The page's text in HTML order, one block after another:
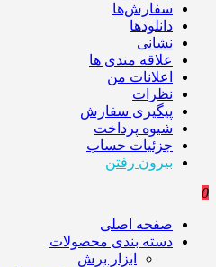
سفارش‌ها
دانلودها
نشانی
علاقه مندی ها
اعلانات من
نظرات
پیگیری سفارش
شیوه پرداخت
جزئیات حساب
بیرون رفتن
0
صفحه اصلی
دسته بندی محصولات
ابزار برش